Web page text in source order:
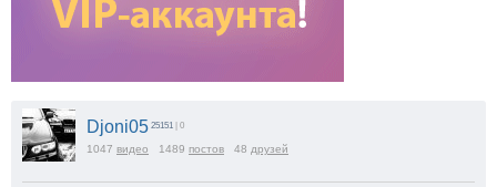
Djoni05 25151 | 0
1047 видео 1489 постов 48 друзей